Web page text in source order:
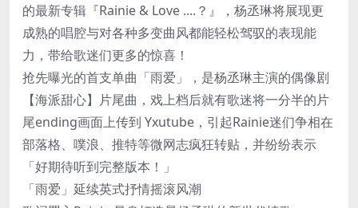
的最新专辑『Rainie & Love ....？』，杨丞琳将展现更
成熟的唱腔与对各种多变曲风都能轻松驾驭的表现能
力，带给歌迷们更多的惊喜！
抢先曝光的首支单曲「雨爱」，是杨丞琳主演的偶像剧
【海派甜心】片尾曲，戏上档后就有歌迷将一分半的片
尾ending画面上传到 Yxutube，引起Rainie迷们争相在
部落格、噗浪、推特等微网志疯狂转贴，并纷纷表示
「好期待听到完整版本！」
「雨爱」延续英式抒情摇滚风潮